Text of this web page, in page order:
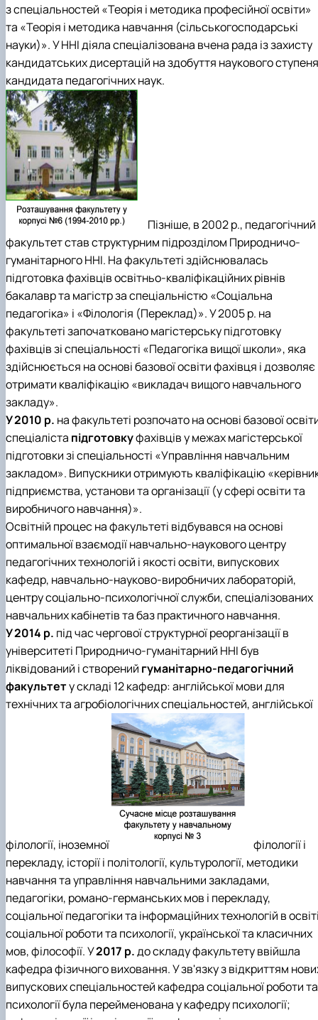
з спеціальностей «Теорія і методика професійної освіти»
та «Теорія і методика навчання (сільськогосподарські
науки)». У ННІ діяла спеціалізована вчена рада із захисту
кандидатських дисертацій на здобуття наукового ступеня
кандидата педагогічних наук.
Пізніше, в 2002 р., педагогічний
факультет став структурним підрозділом Природничо-
гуманітарного ННІ. На факультеті здійснювалась
підготовка фахівців освітньо-кваліфікаційних рівнів
бакалавр та магістр за спеціальністю «Соціальна
педагогіка» і «Філологія (Переклад)». У 2005 р. на
факультеті започатковано магістерську підготовку
фахівців зі спеціальності «Педагогіка вищої школи», яка
здійснюється на основі базової освіти фахівця і дозволяє
отримати кваліфікацію «викладач вищого навчального
закладу».
У 2010 р. на факультеті розпочато на основі базової
спеціаліста підготовкуфахівців у межах магістерської
підготовки зі спеціальності «Управління навчальним
закладом». Випускники отримують кваліфікацію
підприємства, установи та організації (у сфері освіти та
виробничого навчання)».
Освітній процес на факультеті відбувався на основі
оптимальної взаємодії навчально-наукового центру
педагогічних технологій і якості освіти, випускових
кафедр, навчально-науково-виробничих лабораторій,
центру соціально-психологічної служби, спеціалізованих
навчальних кабінетів та баз практичного навчання.
У 2014 р. під час чергової структурної реорганізації в
університеті Природничо-гуманітарний ННІ був
ліквідований і створений гуманітарно-педагогічний
факультету складі 12 кафедр: англійської мови для
технічних та агробіологічних спеціальностей, англійської
філології, іноземної
філології і
перекладу, історії і політології, культурології, методики
навчання та управління навчальними закладами,
педагогіки, романо-германських мов і перекладу,
соціальної педагогіки та інформаційних технологій в
соціальної роботи та психології, української та класичних
мов, філософії. У2017 р.до складу факультету ввійшла
кафедра фізичного виховання. У зв'язку з відкриттям
випускових спеціальностей кафедра соціальної роботи та
психології була перейменована у кафедру психології;